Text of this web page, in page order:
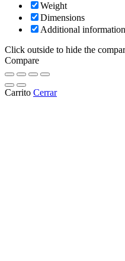
Weight
Dimensions
Additional information
Click outside to hide the
Compare
Carrito Cerrar